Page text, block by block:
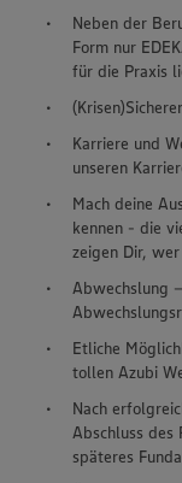
Neben der
Form nur
für die Praxis
Karriere und
unseren
Mach deine
kennen - die
zeigen Dir,
Abwechslung
Etliche
tollen Azubi
Nach
Abschluss des
späteres